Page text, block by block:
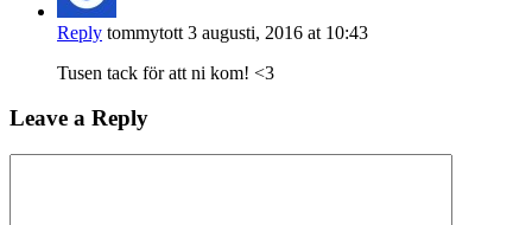
Reply tommytott 3 augusti, 2016 at 10:43
Tusen tack för att ni kom! <3
Leave a Reply